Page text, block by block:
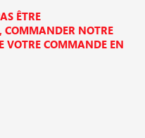
ÊTRE
COMMANDER NOTRE
VOTRE COMMANDE EN